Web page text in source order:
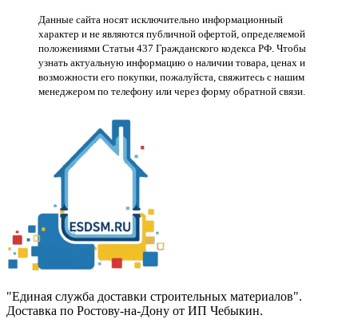
Данные сайта носят исключительно информационный
характер и не являются публичной офертой, определяемой
положениями Статьи 437 Гражданского кодекса РФ. Чтобы
узнать актуальную информацию о наличии товара, ценах и
возможности его покупки, пожалуйста, свяжитесь с нашим
менеджером по телефону или через форму обратной связи.
"Единая служба доставки строительных материалов".
Доставка по Ростову-на-Дону от ИП Чебыкин.